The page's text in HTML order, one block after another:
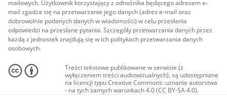
mailowych. Użytkownik korzystający z odnośnika będącego adresem e-
mail zgadza się na przetwarzanie jego danych (adres e-mail oraz
dobrowolnie podanych danych w wiadomości) w celu przesłania
odpowiedzi na przesłane pytania. Szczegóły przetwarzania danych przez
każdą z jednostek znajdują się w ich politykach przetwarzania danych
osobowych.
Treści tekstowe publikowane w serwisie (z
wyłączeniem treści audiowizualnych), są udostępniane
na licencji typu Creative Commons: uznanie autorstwa
- na tych samych warunkach 4.0 (CC BY-SA 4.0).